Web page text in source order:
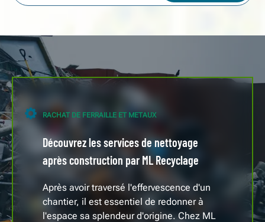
RACHAT DE FERRAILLE ET METAUX
Découvrez les services de nettoyage
après construction par ML Recyclage
Après avoir traversé l'effervescence d'un
chantier, il est essentiel de redonner à
l'espace sa splendeur d'origine. Chez ML